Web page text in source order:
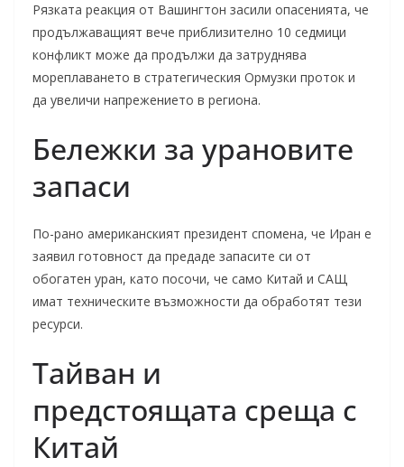
Рязката реакция от Вашингтон засили опасенията, че
продължаващият вече приблизително 10 седмици
конфликт може да продължи да затруднява
мореплаването в стратегическия Ормузки проток и
да увеличи напрежението в региона.
Бележки за урановите
запаси
По-рано американският президент спомена, че Иран е
заявил готовност да предаде запасите си от
обогатен уран, като посочи, че само Китай и САЩ
имат техническите възможности да обработят тези
ресурси.
Тайван и
предстоящата среща с
Китай